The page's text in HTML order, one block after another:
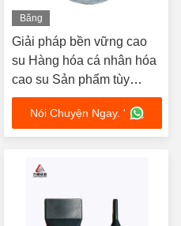
Băng
hình
Giải pháp bền vững cao
su Hàng hóa cá nhân hóa
cao su Sản phẩm tùy
chỉnh với độ bền tuyệt vời
Nói Chuyện Ngay. '